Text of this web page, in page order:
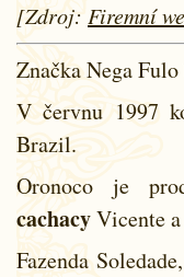
[Zdroj: Firemní
Značka Nega
V červnu 1997
Brazil.
Oronoco je
cachacyVicente
Fazenda